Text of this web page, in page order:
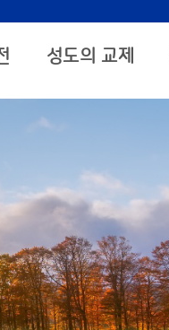
성도의 교제